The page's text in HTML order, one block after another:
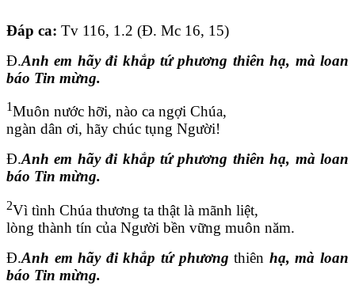
Đáp ca: Tv 116, 1.2 (Đ. Mc 16, 15)
Đ.Anh em hãy đi khắp tứ phương thiên hạ, mà loan
báo Tin mừng.
1Muôn nước hỡi, nào ca ngợi Chúa,
ngàn dân ơi, hãy chúc tụng Người!
Đ.Anh em hãy đi khắp tứ phương thiên hạ, mà loan
báo Tin mừng.
2Vì tình Chúa thương ta thật là mãnh liệt,
lòng thành tín của Người bền vững muôn năm.
Đ.Anh em hãy đi khắp tứ phươngthiên hạ, mà loan
báo Tin mừng.